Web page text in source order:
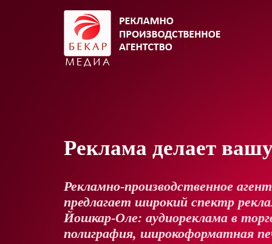
Реклама делает
Рекламно-производственное
предлагает широкий спектр
Йошкар-Оле: аудиореклама в
полиграфия, широкоформатная